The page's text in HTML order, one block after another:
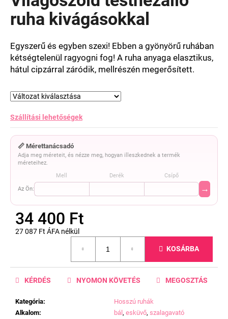
értékelése
ből
csillag.
ruha kivágásokkal
Egyszerű és egyben szexi! Ebben a gyönyörű ruhában
kétségtelenül ragyogni fog! A ruha anyaga elasztikus,
hátul cipzárral záródik, mellrészén megerősített.
Szállítási lehetőségek
📏 Mérettanácsadó
Adja meg méreteit, és nézze meg, hogyan illeszkednek a termék
méreteihez.
Mell
Derék Csípő
Az Ön: →
34 400 Ft
27 087 Ft ÁFA nélkül
KOSÁRBA
Kategória:
Hosszú ruhák
Alkalom: bál, esküvő, szalagavató
KÉRDÉS NYOMON KÖVETÉS MEGOSZTÁS